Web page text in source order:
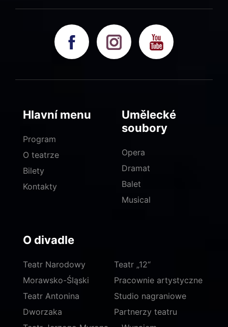
Hlavní menu
Program
O teatrze
Bilety
Kontakty
Umělecké
soubory
Opera
Dramat
Balet
Musical
O divadle
Teatr Narodowy
Morawsko-Śląski
Teatr Antonina
Dworzaka
Teatr „12“
Pracownie artystyczne
Studio nagraniowe
Partnerzy teatru